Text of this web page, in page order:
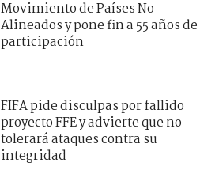
Movimiento de Países No
Alineados y pone fin a 55 años de
participación
FIFA pide disculpas por fallido
proyecto FFE y advierte que no
tolerará ataques contra su
integridad